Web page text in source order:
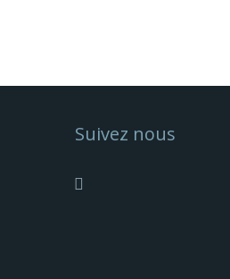
Suivez nous